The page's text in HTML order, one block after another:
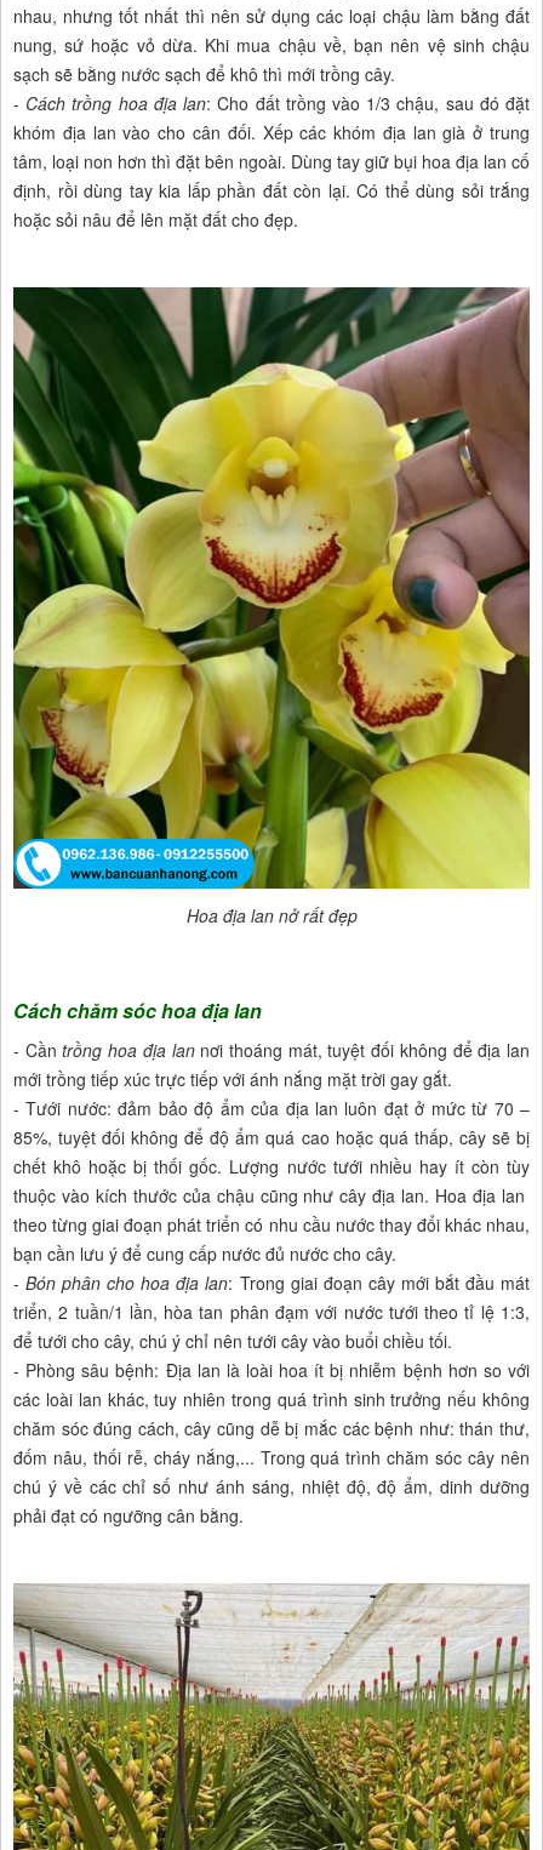
nhau, nhưng tốt nhất thì nên sử dụng các loại chậu làm bằng đất
nung, sứ hoặc vỏ dừa. Khi mua chậu về, bạn nên vệ sinh chậu
sạch sẽ bằng nước sạch để khô thì mới trồng cây.
- Cách trồng hoa địa lan: Cho đất trồng vào 1/3 chậu, sau đó đặt
khóm địa lan vào cho cân đối. Xếp các khóm địa lan già ở trung
tâm, loại non hơn thì đặt bên ngoài. Dùng tay giữ bụi hoa địa lan cố
định, rồi dùng tay kia lấp phần đất còn lại. Có thể dùng sỏi trắng
hoặc sỏi nâu để lên mặt đất cho đẹp.
Hoa địa lan nở rất đẹp
Cách chăm sóc hoa địa lan
- Cầntrồng hoa địa lannơi thoáng mát, tuyệt đối không để địa lan
mới trồng tiếp xúc trực tiếp với ánh nắng mặt trời gay gắt.
- Tưới nước: đảm bảo độ ẩm của địa lan luôn đạt ở mức từ 70 –
85%, tuyệt đối không để độ ẩm quá cao hoặc quá thấp, cây sẽ bị
chết khô hoặc bị thối gốc. Lượng nước tưới nhiều hay ít còn tùy
thuộc vào kích thước của chậu cũng như cây địa lan. Hoa địa lan
theo từng giai đoạn phát triển có nhu cầu nước thay đổi khác nhau,
bạn cần lưu ý để cung cấp nước đủ nước cho cây.
-Bón phân cho hoa địa lan: Trong giai đoạn cây mới bắt đầu mát
triển, 2 tuần/1 lần, hòa tan phân đạm với nước tưới theo tỉ lệ 1:3,
để tưới cho cây, chú ý chỉ nên tưới cây vào buổi chiều tối.
- Phòng sâu bệnh: Địa lan là loài hoa ít bị nhiễm bệnh hơn so với
các loài lan khác, tuy nhiên trong quá trình sinh trưởng nếu không
chăm sóc đúng cách, cây cũng dễ bị mắc các bệnh như: thán thư,
đốm nâu, thối rễ, cháy nắng,... Trong quá trình chăm sóc cây nên
chú ý về các chỉ số như ánh sáng, nhiệt độ, độ ẩm, dinh dưỡng
phải đạt có ngưỡng cân bằng.